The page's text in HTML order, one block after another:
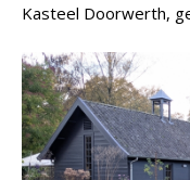
Kasteel Doorwerth,